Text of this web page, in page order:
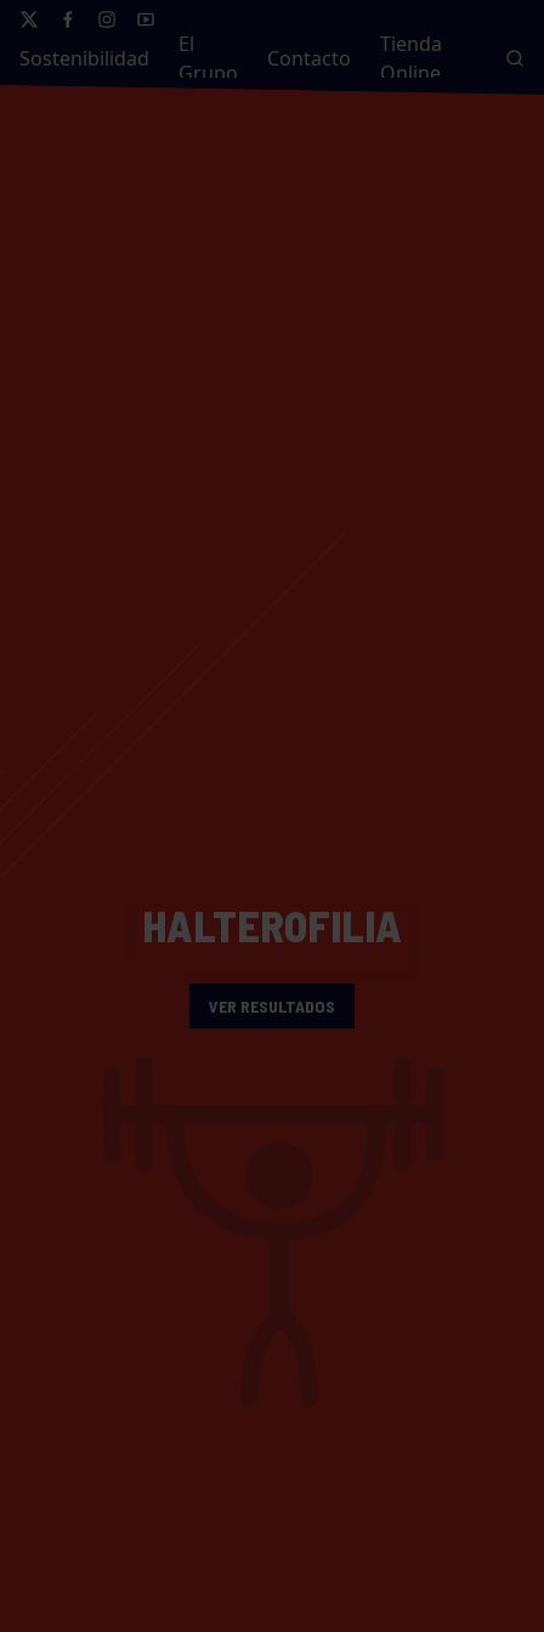
Sostenibilidad
El
Grupo
Contacto
Tienda
Online
HALTEROFILIA
VER RESULTADOS